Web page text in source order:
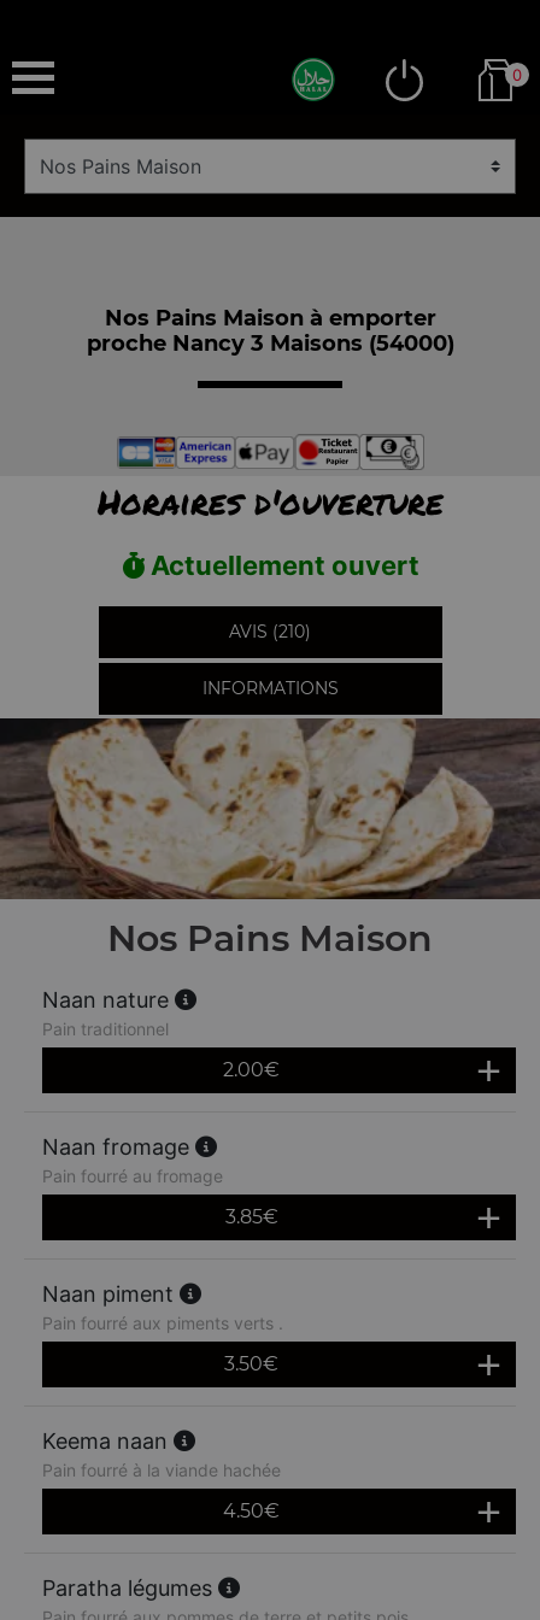
0
Nos Pains Maison à emporter
proche Nancy 3 Maisons (54000)
Horaires d'ouverture
Actuellement ouvert
AVIS (210)
INFORMATIONS
Nos Pains Maison
Naan nature
Pain traditionnel
2.00€
Naan fromage
Pain fourré au fromage
3.85€
Naan piment
Pain fourré aux piments verts .
3.50€
Keema naan
Pain fourré à la viande hachée
4.50€
Paratha légumes